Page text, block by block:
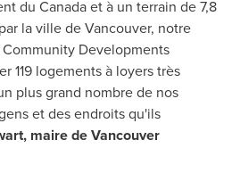
du Canadaet à un terrain de 7,8
la ville deVancouver, notre
Developments
119 logements à loyers très
plus grand nombre de nos
et des endroits qu'ils
, maire deVancouver